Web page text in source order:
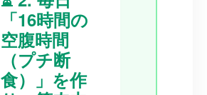
「16時間の
空腹時間
（プチ断
食）」を作